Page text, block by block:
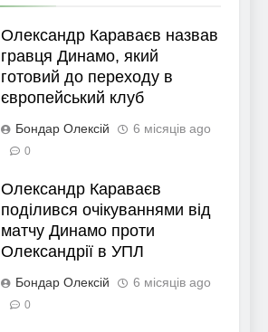
Олександр Караваєв назвав
гравця Динамо, який
готовий до переходу в
європейський клуб
Бондар Олексій 6 місяців ago
0
Олександр Караваєв
поділився очікуваннями від
матчу Динамо проти
Олександрії в УПЛ
Бондар Олексій 6 місяців ago
0